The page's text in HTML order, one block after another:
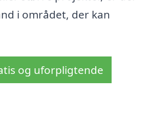
i området, der kan
og uforpligtende